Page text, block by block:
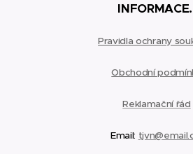
INFORMACE.
Pravidla ochrany
Obchodní
Reklamačnířád
Email: